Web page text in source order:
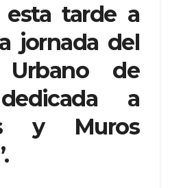
esta tarde a
jornada del
de
a
y Muros